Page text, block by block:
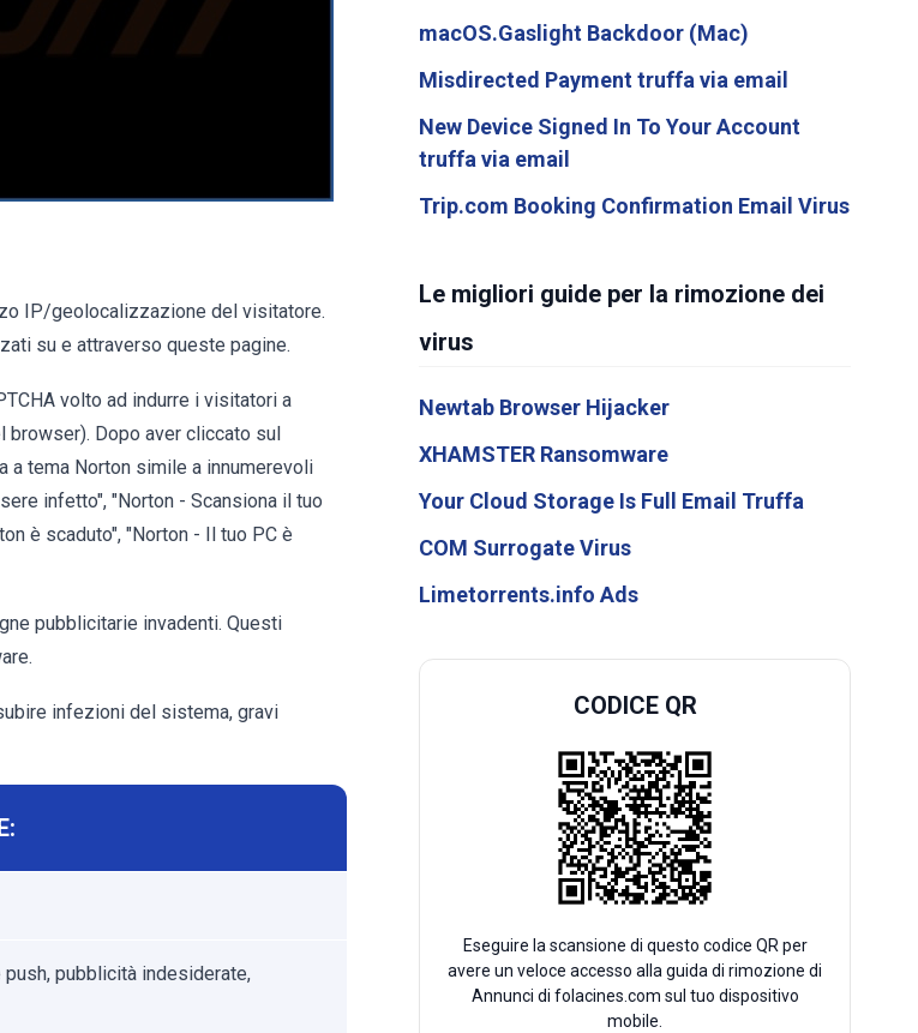
IP/geolocalizzazione del visitatore.
su e attraverso queste pagine.
volto ad indurre i visitatori a
Dopo aver cliccato sul
a tema Norton simile a innumerevoli
infetto", "Norton - Scansiona il tuo
è scaduto", "Norton - Il tuo PC è
pubblicitarie invadenti. Questi
infezioni del sistema, gravi
pubblicità indesiderate,
macOS.Gaslight Backdoor (Mac)
Misdirected Payment truffa via email
New Device Signed In To Your Account
truffa via email
Trip.com Booking Confirmation Email Virus
Le migliori guide per la rimozione dei
virus
Newtab Browser Hijacker
XHAMSTER Ransomware
Your Cloud Storage Is Full Email Truffa
COM Surrogate Virus
Limetorrents.info Ads
CODICE QR
Eseguire la scansione di questo codice QR per
avere un veloce accesso alla guida di rimozione di
Annunci di folacines.com sul tuo dispositivo
mobile.